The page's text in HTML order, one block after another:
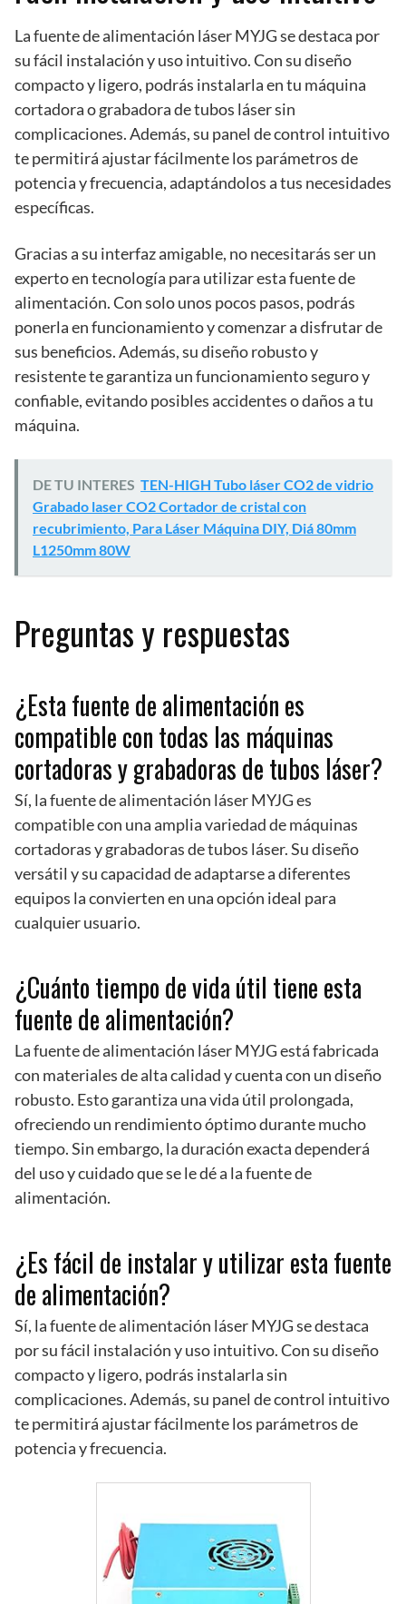
La fuente de alimentación láser MYJG se destaca por
su fácil instalación y uso intuitivo. Con su diseño
compacto y ligero, podrás instalarla en tu máquina
cortadora o grabadora de tubos láser sin
complicaciones. Además, su panel de control intuitivo
te permitirá ajustar fácilmente los parámetros de
potencia y frecuencia, adaptándolos a tus necesidades
específicas.
Gracias a su interfaz amigable, no necesitarás ser un
experto en tecnología para utilizar esta fuente de
alimentación. Con solo unos pocos pasos, podrás
ponerla en funcionamiento y comenzar a disfrutar de
sus beneficios. Además, su diseño robusto y
resistente te garantiza un funcionamiento seguro y
confiable, evitando posibles accidentes o daños a tu
máquina.
DE TU INTERES TEN-HIGH Tubo láser CO2 de vidrio
Grabado laser CO2 Cortador de cristal con
recubrimiento, Para Láser Máquina DIY, Diá 80mm
L1250mm 80W
Preguntas y respuestas
¿Esta fuente de alimentación es
compatible con todas las máquinas
cortadoras y grabadoras de tubos láser?
Sí, la fuente de alimentación láser MYJG es
compatible con una amplia variedad de máquinas
cortadoras y grabadoras de tubos láser. Su diseño
versátil y su capacidad de adaptarse a diferentes
equipos la convierten en una opción ideal para
cualquier usuario.
¿Cuánto tiempo de vida útil tiene esta
fuente de alimentación?
La fuente de alimentación láser MYJG está fabricada
con materiales de alta calidad y cuenta con un diseño
robusto. Esto garantiza una vida útil prolongada,
ofreciendo un rendimiento óptimo durante mucho
tiempo. Sin embargo, la duración exacta dependerá
del uso y cuidado que se le dé a la fuente de
alimentación.
¿Es fácil de instalar y utilizar esta fuente
de alimentación?
Sí, la fuente de alimentación láser MYJG se destaca
por su fácil instalación y uso intuitivo. Con su diseño
compacto y ligero, podrás instalarla sin
complicaciones. Además, su panel de control intuitivo
te permitirá ajustar fácilmente los parámetros de
potencia y frecuencia.